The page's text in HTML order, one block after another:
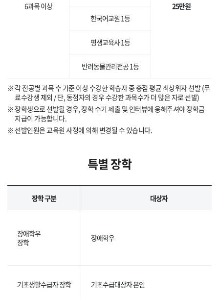
6과목 이상 25만원
한국어교원 1등
평생교육사 1등
반려동물관리전공 1등
각 전공별 과목 수 기준 이상 수강한 학습자 중 총점 평균 최상위자 선발 (무
료수강생 제외 / 단, 동점자의 경우 수강한 과목수가 더 많은 자로 선발)
장학생으로 선발될 경우, 장학 수기 제출 및 인터뷰에 응해주셔야 장학금
지급이 가능합니다.
선발인원은 교육원 사정에 의해 변경될 수 있습니다.
특별 장학
장학 구분 대상자
장애학우
장학
장애학우
기초생활수급자 장학 기초수급대상자 본인